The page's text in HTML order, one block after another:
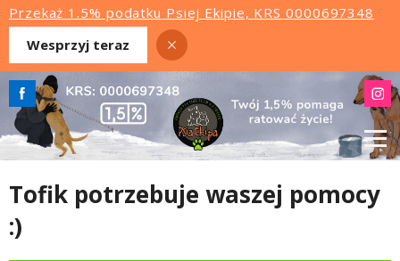
Przekaż 1.5% podatku Psiej Ekipie, KRS 0000697348
Wesprzyj teraz
Tofik potrzebuje waszej pomocy
:)